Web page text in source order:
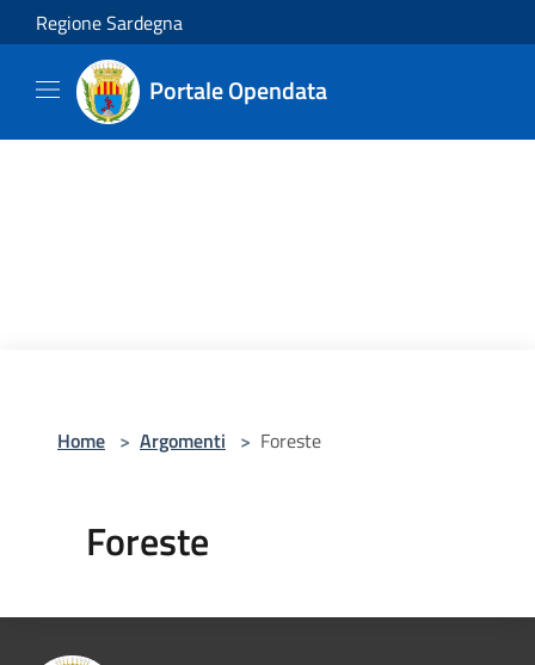
Salta al contenuto principale
Regione Sardegna
Portale Opendata
Home > Argomenti > Foreste
Foreste